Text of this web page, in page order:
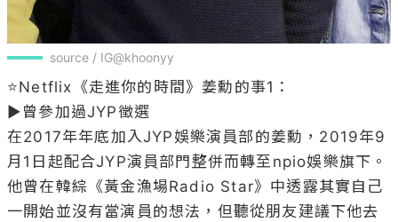
source / IG@khoonyy
⭐Netflix《走進你的時間》姜勳的事1：
▶曾參加過JYP徵選
在2017年年底加入JYP娛樂演員部的姜勳，2019年9
月1日起配合JYP演員部門整併而轉至npio娛樂旗下。
他曾在韓綜《黃金漁場Radio Star》中透露其實自己
一開始並沒有當演員的想法，但聽從朋友建議下他去